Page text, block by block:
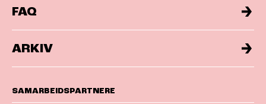
FAQ
ARKIV
SAMARBEIDSPARTNERE